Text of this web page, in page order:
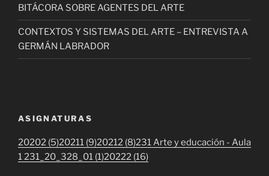
BITÁCORA SOBRE AGENTES DEL ARTE
CONTEXTOS Y SISTEMAS DEL ARTE – ENTREVISTA A
GERMÁN LABRADOR
ASIGNATURAS
20202 (5)20211 (9)20212 (8)231 Arte y educación - Aula
1 231_20_328_01 (1)20222 (16)